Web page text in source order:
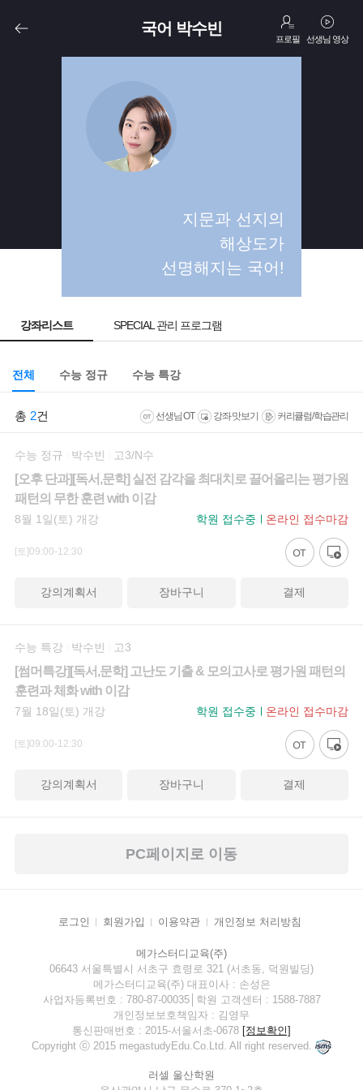
국어 박수빈
프로필 선생님 영상
지문과 선지의
해상도가
선명해지는 국어!
강좌리스트 SPECIAL 관리 프로그램
전체 수능 정규 수능 특강
총 2건 선생님 OT 강좌 맛보기 커리큘럼/학습관리
수능 정규 박수빈 고3/N수
[오후 단과][독서,문학] 실전 감각을 최대치로 끌어올리는 평가원
패턴의 무한 훈련 with 이감
8월 1일(토) 개강 학원 접수중 온라인 접수마감
[토]09:00-12:30
강의계획서 장바구니 결제
수능 특강 박수빈 고3
[썸머특강][독서,문학] 고난도 기출 & 모의고사로 평가원 패턴의
훈련과 체화 with 이감
7월 18일(토) 개강 학원 접수중 온라인 접수마감
[토]09:00-12:30
강의계획서 장바구니 결제
PC페이지로 이동
로그인 회원가입 이용약관 개인정보 처리방침
메가스터디교육(주)
06643 서울특별시 서초구 효령로 321 (서초동, 덕원빌딩)
메가스터디교육(주) 대표이사 : 손성은
사업자등록번호 : 780-87-00035│학원 고객센터 : 1588-7887
개인정보보호책임자 : 김영무
통신판매번호 : 2015-서울서초-0678 [정보확인]
Copyright ⓒ 2015 megastudyEdu.Co.Ltd. All right reserved.
러셀 울산학원